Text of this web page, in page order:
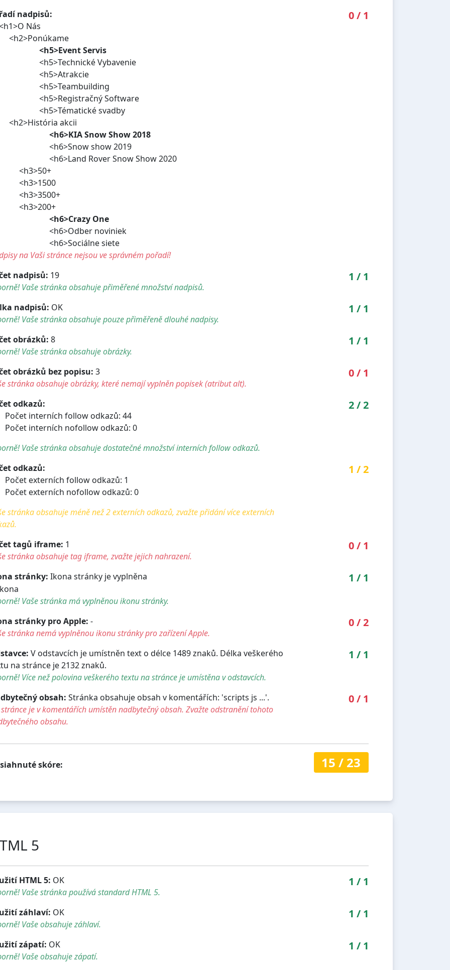
nadpisů:
Nás
<h5>Event Servis
Vybavenie
Software
svadby
akcii
<h6>KIA Snow Show 2018
show 2019
Rover Snow Show 2020
<h6>Crazy One
noviniek
siete
na Vaši stránce nejsou ve správném pořadí!
0/ 1
nadpisů: 19
Vaše stránka obsahuje přiměřené množství nadpisů.
1 / 1
nadpisů: OK
Vaše stránka obsahuje pouze přiměřeně dlouhé nadpisy.
1 / 1
obrázků: 8
Vaše stránka obsahuje obrázky.
1 / 1
obrázků bez popisu: 3
stránka obsahuje obrázky, které nemají vyplněn popisek (atribut alt).
0/ 1
odkazů:
Počet interních follow odkazů: 44
Počet interních nofollow odkazů: 0
Vaše stránka obsahuje dostatečné množství interních follow odkazů.
2/2
odkazů:
Počet externích follow odkazů: 1
Počet externích nofollow odkazů: 0
stránka obsahuje méně než 2 externích odkazů, zvažte přidání více externích
1 /2
tagů iframe: 1
stránka obsahuje tag iframe, zvažte jejich nahrazení.
0/ 1
stránky: Ikona stránky je vyplněna
Vaše stránka má vyplněnou ikonu stránky.
1 / 1
stránky pro Apple: -
stránka nemá vyplněnou ikonu stránky pro zařízení Apple.
0/2
V odstavcích je umístněn text o délce 1489 znaků. Délka veškerého
na stránce je 2132 znaků.
Více než polovina veškerého textu na stránce je umístěna v odstavcích.
1 / 1
obsah: Stránka obsahuje obsah v komentářích: 'scripts js ...'.
je v komentářích umístěn nadbytečný obsah. Zvažte odstranění tohoto
obsahu.
0/ 1
skóre: 15 / 23
5
HTML 5: OK
Vaše stránka používá standard HTML 5.
1 / 1
záhlaví: OK
Vaše obsahuje záhlaví.
1 / 1
zápatí: OK
Vaše obsahuje zápatí.
1 / 1